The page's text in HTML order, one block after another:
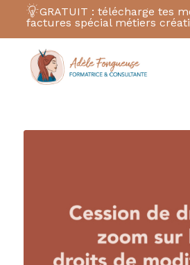
GRATUIT : télécharge tes
factures spécial métiers